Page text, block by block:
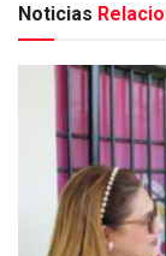
Noticias